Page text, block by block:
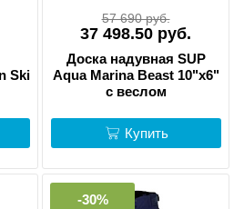
Ski
57 690 руб.
37 498.50 руб.
Доска надувная SUP
Aqua Marina Beast 10"х6"
с веслом
Купить
-30%